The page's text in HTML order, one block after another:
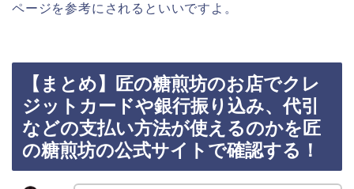
ページを参考にされるといいですよ。
【まとめ】匠の糖煎坊のお店でクレ
ジットカードや銀行振り込み、代引
などの支払い方法が使えるのかを匠
の糖煎坊の公式サイトで確認する！